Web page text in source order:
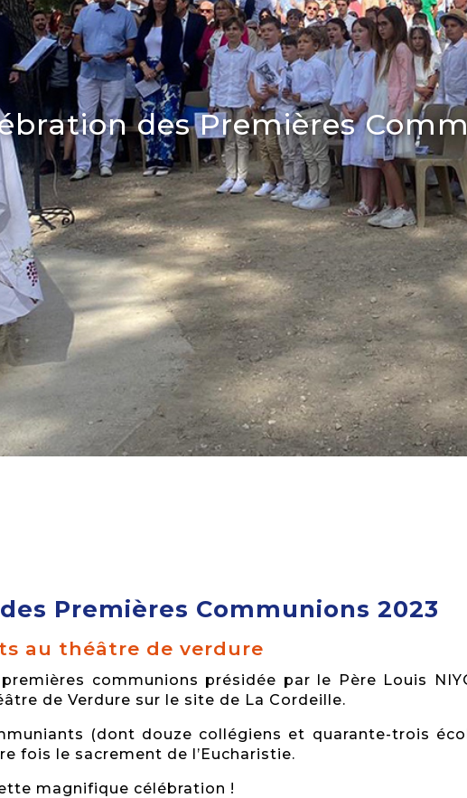
des Premières
Premières Communions 2023
au théâtre de verdure
communions présidée par le Père Louis
de Verdure sur le site de La Cordeille.
(dont douze collégiens et quarante-trois
fois le sacrement de l’Eucharistie.
magnifique célébration !